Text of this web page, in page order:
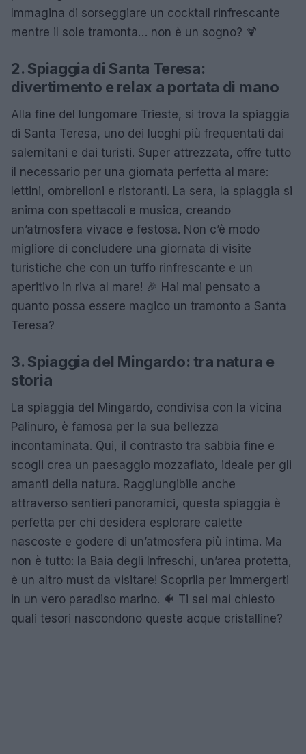
Immagina di sorseggiare un cocktail rinfrescante
mentre il sole tramonta… non è un sogno? 🍹
2. Spiaggia di Santa Teresa:
divertimento e relax a portata di mano
Alla fine del lungomare Trieste, si trova la spiaggia
di Santa Teresa, uno dei luoghi più frequentati dai
salernitani e dai turisti. Super attrezzata, offre tutto
il necessario per una giornata perfetta al mare:
lettini, ombrelloni e ristoranti. La sera, la spiaggia si
anima con spettacoli e musica, creando
un’atmosfera vivace e festosa. Non c’è modo
migliore di concludere una giornata di visite
turistiche che con un tuffo rinfrescante e un
aperitivo in riva al mare! 🎉 Hai mai pensato a
quanto possa essere magico un tramonto a Santa
Teresa?
3. Spiaggia del Mingardo: tra natura e
storia
La spiaggia del Mingardo, condivisa con la vicina
Palinuro, è famosa per la sua bellezza
incontaminata. Qui, il contrasto tra sabbia fine e
scogli crea un paesaggio mozzafiato, ideale per gli
amanti della natura. Raggiungibile anche
attraverso sentieri panoramici, questa spiaggia è
perfetta per chi desidera esplorare calette
nascoste e godere di un’atmosfera più intima. Ma
non è tutto: la Baia degli Infreschi, un’area protetta,
è un altro must da visitare! Scoprila per immergerti
in un vero paradiso marino. 🐠 Ti sei mai chiesto
quali tesori nascondono queste acque cristalline?